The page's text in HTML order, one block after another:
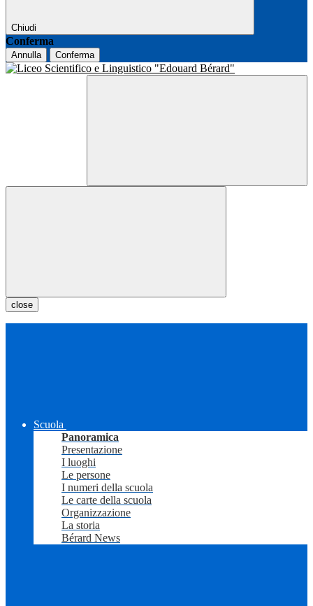
Chiudi
Conferma
Annulla Conferma
close
Scuola
Panoramica
Presentazione
I luoghi
Le persone
I numeri della scuola
Le carte della scuola
Organizzazione
La storia
Bérard News